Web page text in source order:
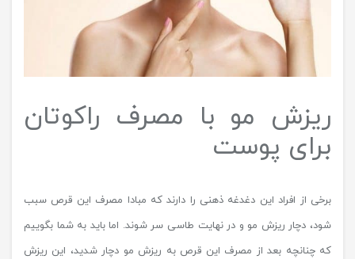
ریزش مو با مصرف راکوتان
برای پوست
برخی از افراد این دغدغه ذهنی را دارند که مبادا مصرف این قرص سبب
شود، دچار ریزش مو و در نهایت طاسی سر شوند. اما باید به شما بگوییم
که چنانچه بعد از مصرف این قرص به ریزش مو دچار شدید، این ریزش